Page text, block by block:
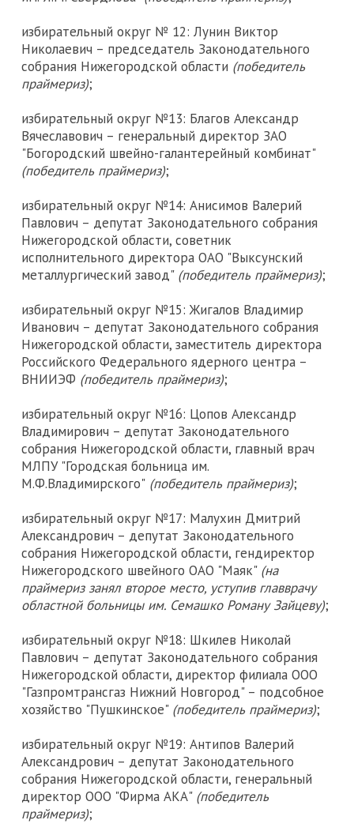
избирательный округ № 12: Лунин Виктор
Николаевич – председатель Законодательного
собрания Нижегородской области (победитель
праймериз);
избирательный округ №13: Благов Александр
Вячеславович – генеральный директор ЗАО
"Богородский швейно-галантерейный комбинат"
(победитель праймериз);
избирательный округ №14: Анисимов Валерий
Павлович – депутат Законодательного собрания
Нижегородской области, советник
исполнительного директора ОАО "Выксунский
металлургический завод" (победитель праймериз);
избирательный округ №15: Жигалов Владимир
Иванович – депутат Законодательного собрания
Нижегородской области, заместитель директора
Российского Федерального ядерного центра –
ВНИИЭФ (победитель праймериз);
избирательный округ №16: Цопов Александр
Владимирович – депутат Законодательного
собрания Нижегородской области, главный врач
МЛПУ "Городская больница им.
М.Ф.Владимирского" (победитель праймериз);
избирательный округ №17: Малухин Дмитрий
Александрович – депутат Законодательного
собрания Нижегородской области, гендиректор
Нижегородского швейного ОАО "Маяк" (на
праймериз занял второе место, уступив главврачу
областной больницы им. Семашко Роману Зайцеву);
избирательный округ №18: Шкилев Николай
Павлович – депутат Законодательного собрания
Нижегородской области, директор филиала ООО
"Газпромтрансгаз Нижний Новгород" – подсобное
хозяйство "Пушкинское" (победитель праймериз);
избирательный округ №19: Антипов Валерий
Александрович – депутат Законодательного
собрания Нижегородской области, генеральный
директор ООО "Фирма АКА" (победитель
праймериз);